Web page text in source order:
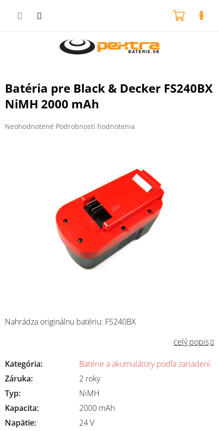
Batéria pre Black & Decker FS240BX
NiMH 2000 mAh
Priemerné
Neohodnotené Podrobnosti hodnotenia
Nahrádza originálnu batériu: FS240BX
celý popis
Kategória:
Batérie a akumulátory podľa zariadení
Záruka:
2 roky
Typ:
NiMH
Kapacita:
2000 mAh
Napätie:
24 V